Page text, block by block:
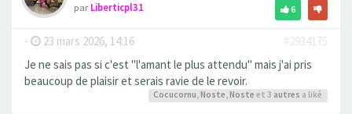
parLiberticpl31 6
- 23 mars 2026, 14:16
#2934175
Je ne sais pas si c'est "l'amant le plus attendu" mais j'ai pris
beaucoup de plaisir et serais ravie de le revoir.
Cocucornu, Noste, Noste et 3 autres a liké